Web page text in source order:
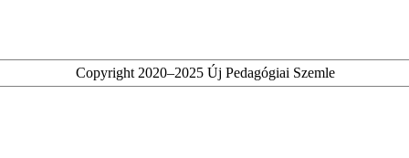
Copyright 2020–2025 Új Pedagógiai Szemle